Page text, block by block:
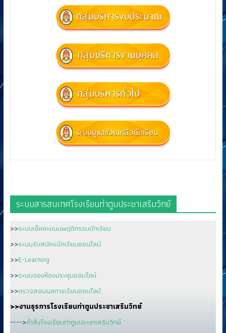
ระบบสารสนเทศโรงเรียนท่าตูมประชาเสริมวิทย์
>>ระบบเช็คคะแนนพฤติกรรมนักเรียน
>>ระบบรับสมัครนักเรียนออนไลน์
>>E-Learning
>>ระบบจองห้องประชุมออนไลน์
>>ตรวจสอบผลการเรียนออนไลน์
>>งานธุรการโรงเรียนท่าตูมประชาเสริมวิทย์
---->คำสั่งโรงเรียนท่าตูมประชาเสริมวิทย์